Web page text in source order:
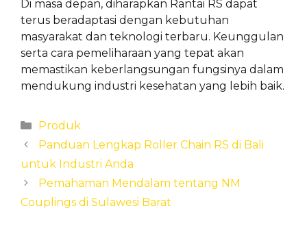
Di masa depan, diharapkan Rantai RS dapat
terus beradaptasi dengan kebutuhan
masyarakat dan teknologi terbaru. Keunggulan
serta cara pemeliharaan yang tepat akan
memastikan keberlangsungan fungsinya dalam
mendukung industri kesehatan yang lebih baik.
Categories
Produk
Panduan Lengkap Roller Chain RS di Bali
untuk Industri Anda
Pemahaman Mendalam tentang NM
Couplings di Sulawesi Barat